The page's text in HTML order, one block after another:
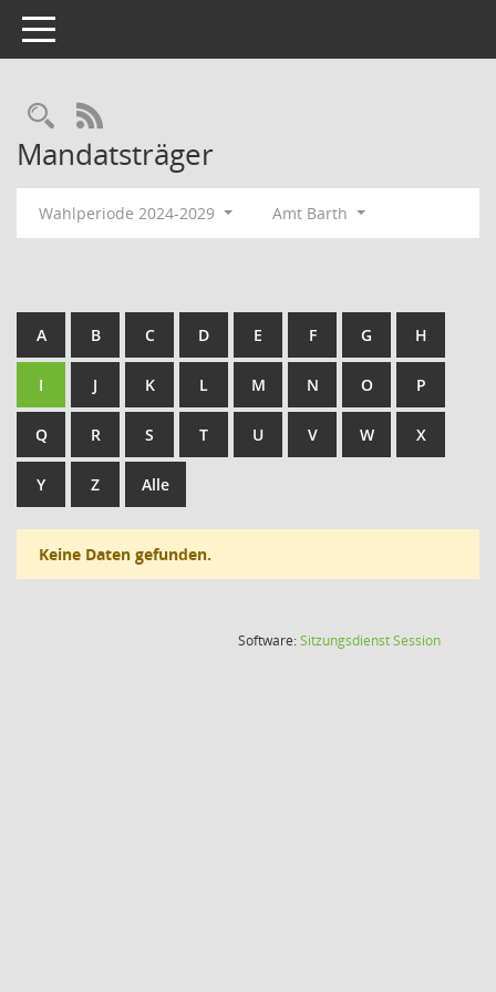
Toggle navigation
Rechercheauswahl
RSS-Feed
Mandatsträger
Wahlperiode 2024-2029 Amt Barth
A B C D E F G H
I J K L M N O P
Q R S T U V W X
Y Z Alle
Keine Daten gefunden.
Software:SitzungsdienstSession(Wird in